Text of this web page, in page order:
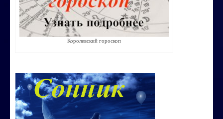
Управление эмоциями и мыслями
Экспресс-курс по Су-джок терапии
Воспитание ребенка без угроз и насилия
СТОИМОСТЬ УСЛУГ
ОБО МНЕ
Королевский гороскоп